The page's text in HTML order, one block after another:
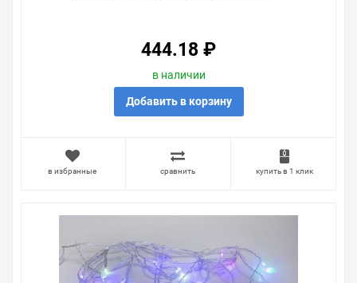
444.18 ₽
в наличии
Добавить в корзину
в избранные сравнить купить в 1 клик